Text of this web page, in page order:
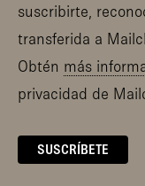
suscribirte,
transferida a
Obtén más
privacidad de